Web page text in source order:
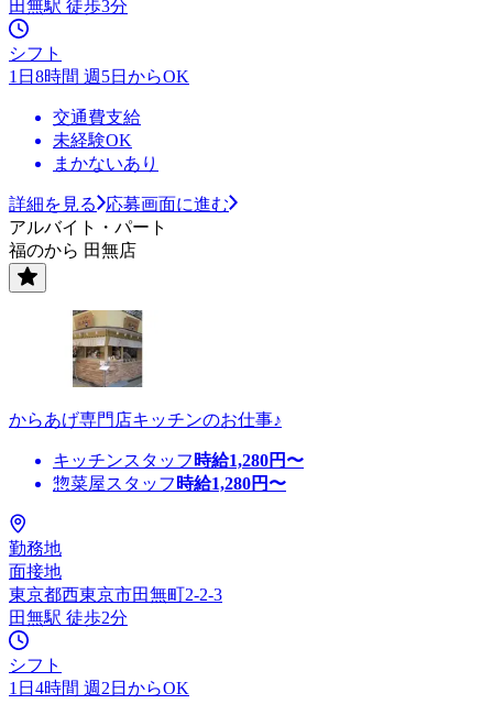
田無駅 徒歩3分
シフト
1日8時間 週5日からOK
交通費支給
未経験OK
まかないあり
詳細を見る
応募画面に進む
アルバイト・パート
福のから 田無店
からあげ専門店キッチンのお仕事♪
キッチンスタッフ 時給1,280円〜
惣菜屋スタッフ 時給1,280円〜
勤務地
面接地
東京都西東京市田無町2-2-3
田無駅 徒歩2分
シフト
1日4時間 週2日からOK